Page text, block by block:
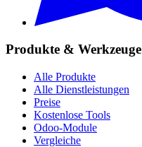
Produkte & Werkzeuge
Alle Produkte
Alle Dienstleistungen
Preise
Kostenlose Tools
Odoo-Module
Vergleiche